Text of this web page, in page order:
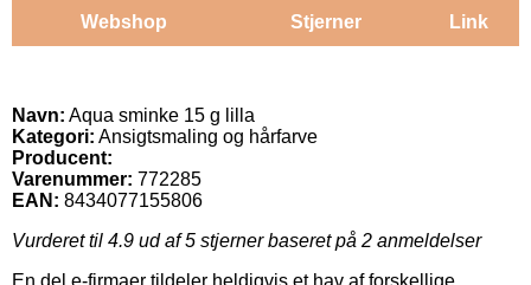
Webshop Stjerner Link
Navn: Aqua sminke 15 g lilla
Kategori: Ansigtsmaling og hårfarve
Producent:
Varenummer: 772285
EAN: 8434077155806
Vurderet til 4.9 ud af 5 stjerner baseret på 2 anmeldelser
En del e-firmaer tildeler heldigvis et hav af forskellige